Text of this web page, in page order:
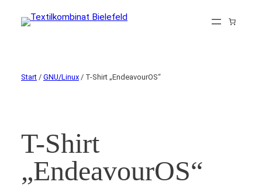
Start / GNU/Linux / T-Shirt „EndeavourOS“
T-Shirt
„EndeavourOS“